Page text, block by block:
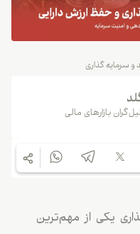
و سرمایه گذاری
بازارهای مالی
یکی از مهم‌ترین